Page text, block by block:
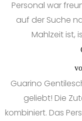
Personal war
auf der Suche
Mahlzeit ist,
Guarino
geliebt! Die
kombiniert. Das